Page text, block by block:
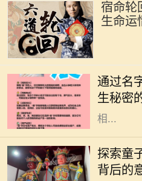
宿命轮
生命运
通过名
生秘密
的期望和
与一个人
字的笔画
相...
探索童
背后的
在中国传
而神秘的
阴阳等多
其中的一